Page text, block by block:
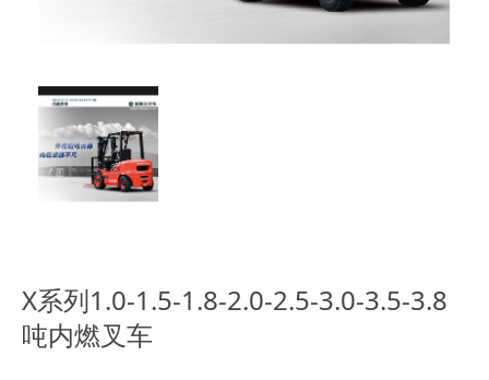
X系列1.0-1.5-1.8-2.0-2.5-3.0-3.5-3.8
吨内燃叉车